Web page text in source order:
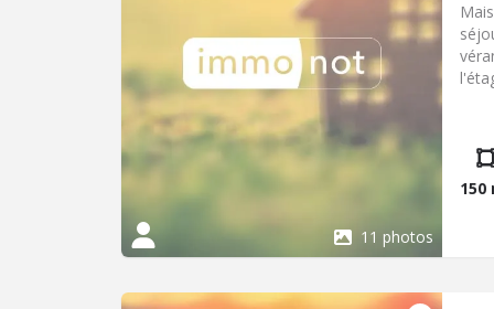
11 photos
150